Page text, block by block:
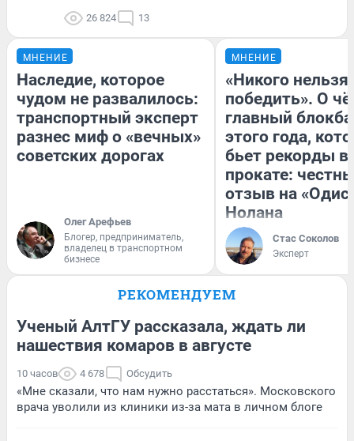
26 824 13
МНЕНИЕ
Наследие, которое
чудом не развалилось:
транспортный эксперт
разнес миф о «вечных»
советских дорогах
Олег Арефьев
Блогер, предприниматель,
владелец в транспортном
бизнесе
МНЕНИЕ
«Никого нельзя
победить». О
главный
этого года,
бьет рекорды в
прокате:
отзыв на
Нолана
Стас Соколов
Эксперт
РЕКОМЕНДУЕМ
Ученый АлтГУ рассказала, ждать ли
нашествия комаров в августе
10 часов 4 678 Обсудить
«Мне сказали, что нам нужно расстаться». Московского
врача уволили из клиники из-за мата в личном блоге